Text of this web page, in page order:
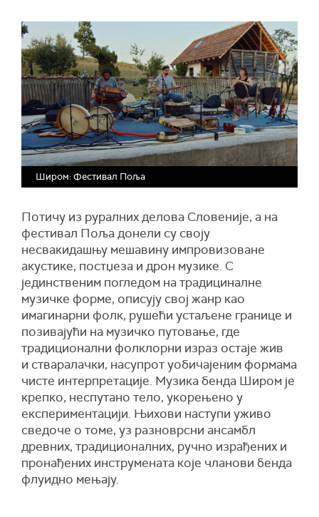
Широм: Фестивал Поља
Потичу из руралних делова Словеније, а на
фестивал Пољадонели су своју
несвакидашњу мешавину импровизоване
акустике, постџеза и дрон музике. С
јединственим погледом на традициналне
музичке форме, описују свој жанр као
имагинарни фолк, рушећи устаљене границе и
позивајући на музичко путовање, где
традиционални фолклорни израз остаје жив
и стваралачки, насупрот уобичајеним формама
чисте интерпретације. Музика бенда Широм је
крепко, неспутано тело, укорењено у
експериментацији. Њихови наступи уживо
сведоче о томе, уз разноврсни ансамбл
древних, традиционалних, ручно израђених и
пронађених инструмената које чланови бенда
флуидно мењају.